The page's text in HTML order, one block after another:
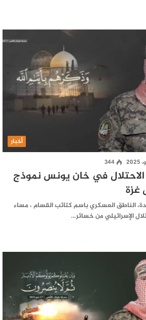
أخبار
344
الاحتلال في خان يونس نموذج
غزة
الناطق العسكري باسم كتائب القسام ، مساء
الإسرائيلي من خسائر…